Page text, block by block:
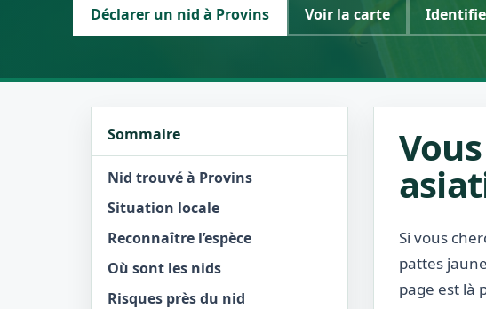
Déclarer un nid à Provins Voir la carte
Sommaire
Nid trouvé à Provins
Situation locale
Reconnaître l’espèce
Où sont les nids
Risques près du nid
Si vous
pattes
page est là